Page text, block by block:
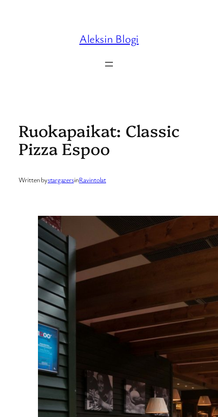
Aleksin Blogi
Ruokapaikat: Classic
Pizza Espoo
Written bystargazersinRavintolat